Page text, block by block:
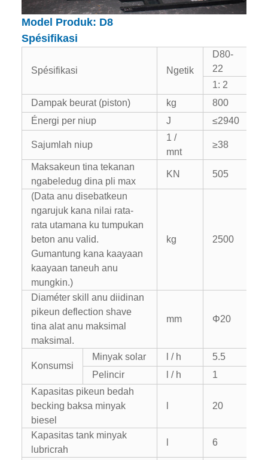
Model Produk: D8
Spésifikasi
Spésifikasi Ngetik
D80-
22
1: 2
Dampak beurat (piston)
kg
800
Énergi per niup
J ≤2940
Sajumlah niup
1 /
mnt
≥38
Maksakeun tina tekanan
ngabeledug dina pli max
KN 505
(Data anu disebatkeun
ngarujuk kana nilai rata-
rata utamana ku tumpukan
beton anu valid.
Gumantung kana kaayaan
kaayaan taneuh anu
mungkin.)
kg 2500
Diaméter skill anu diidinan
pikeun deflection shave
tina alat anu maksimal
maksimal.
mm Φ20
Konsumsi
Minyak solar l / h
5.5
Pelincir
l / h
1
Kapasitas pikeun bedah
becking baksa minyak
biesel
20
Kapasitas tank minyak
lubricrah
6